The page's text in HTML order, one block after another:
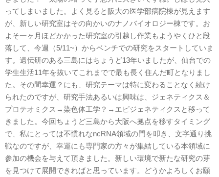
ってしまいました。よく見ると阪大の医学部病院棟が見えます
が、新しい研究室はその向かいのナノバイオロジー棟です。お
よそ一ヶ月ほどかかった研究室の引越し作業もようやくひと段
落して、今週（5/11~）からベンチでの研究をスタートしていま
す。遺伝研のある三島にはちょうど13年いましたが、仙台での
学生生活11年を抜いてこれまでで最も長く住んだ町となりまし
た。その間幸運？にも、研究テーマは特に変わることなく続け
られたのですが、研究手法あるいは興味は、ジェネティクス＆
プロテオミクス→染色体工学？→エピジェネティクスと移って
きました。今回ちょうど三島から大阪へ拠点を移すタイミング
で、私にとっては不慣れなncRNA領域の門を叩き、文字通り挑
戦なのですが、幸運にも専門家の方々が集結している本領域に
参加の機会を与えて頂きました。新しい環境で新たな研究の芽
を見つけて展開できればと思っています。どうかよろしくお願